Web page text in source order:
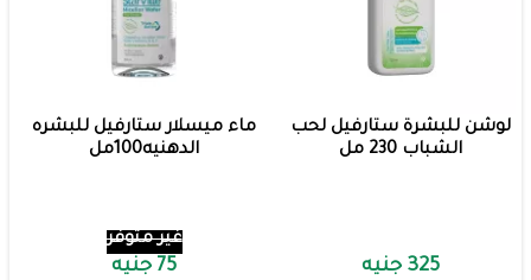
لوشن للبشرة ستارفيل لحب
الشباب 230 مل
325 جنيه
ماء ميسلار ستارفيل للبشره
الدهنيه100مل
غير متوفر
75 جنيه